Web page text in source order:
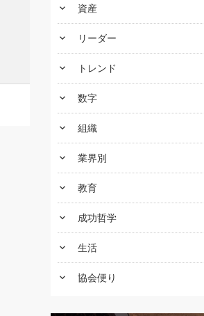
keyboard_arrow_down 資産
keyboard_arrow_down リーダー
keyboard_arrow_down トレンド
keyboard_arrow_down 数字
keyboard_arrow_down 組織
keyboard_arrow_down 業界別
keyboard_arrow_down 教育
keyboard_arrow_down 成功哲学
keyboard_arrow_down 生活
keyboard_arrow_down 協会便り